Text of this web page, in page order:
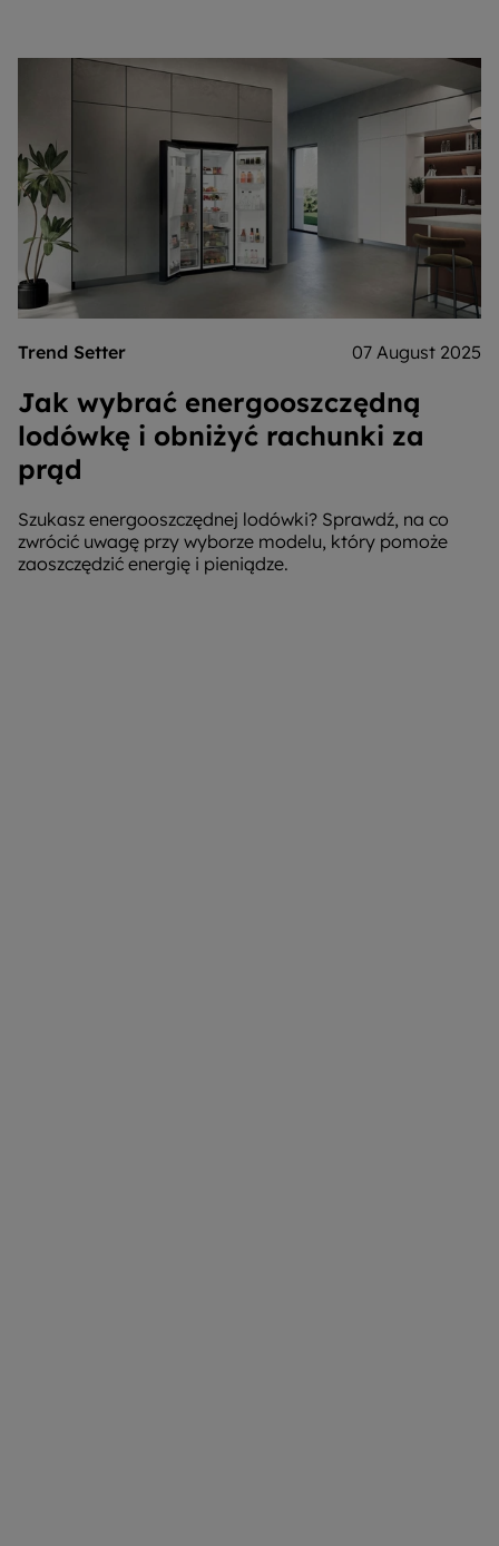
Trend Setter 07 August 2025
Jak wybrać energooszczędną
lodówkę i obniżyć rachunki za
prąd
Szukasz energooszczędnej lodówki? Sprawdź, na co
zwrócić uwagę przy wyborze modelu, który pomoże
zaoszczędzić energię i pieniądze.